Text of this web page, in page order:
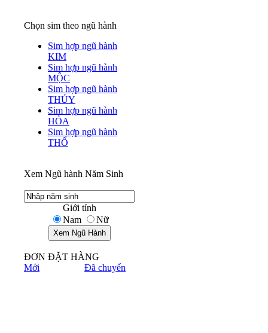
Chọn sim theo ngũ hành
Sim hợp ngũ hành
KIM
Sim hợp ngũ hành
MỘC
Sim hợp ngũ hành
THỦY
Sim hợp ngũ hành
HỎA
Sim hợp ngũ hành
THỔ
Xem Ngũ hành Năm Sinh
Giới tính
Nam
Nữ
ĐƠN ĐẶT HÀNG
Mới
Đã chuyển